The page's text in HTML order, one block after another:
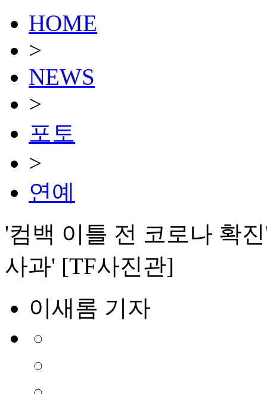
HOME
>
NEWS
>
포토
>
연예
'컴백 이틀 전 코로나 확
사과' [TF사진관]
이새롬 기자